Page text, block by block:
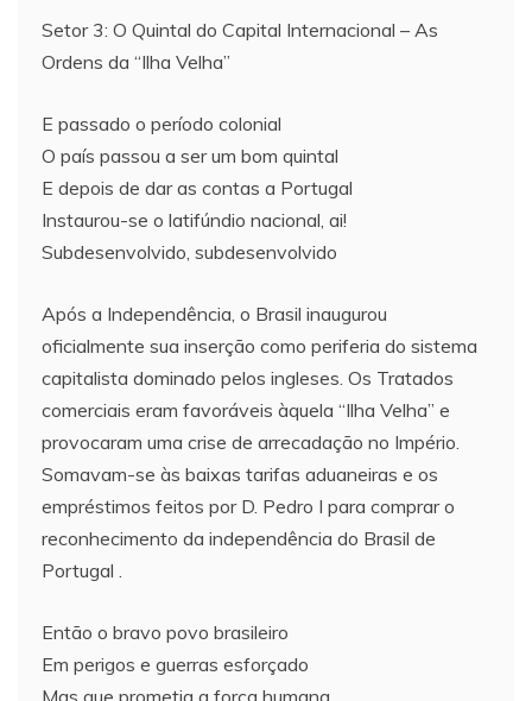
Setor 3: O Quintal do Capital Internacional – As
Ordens da “Ilha Velha”
E passado o período colonial
O país passou a ser um bom quintal
E depois de dar as contas a Portugal
Instaurou-se o latifúndio nacional, ai!
Subdesenvolvido, subdesenvolvido
Após a Independência, o Brasil inaugurou
oficialmente sua inserção como periferia do sistema
capitalista dominado pelos ingleses. Os Tratados
comerciais eram favoráveis àquela “Ilha Velha” e
provocaram uma crise de arrecadação no Império.
Somavam-se às baixas tarifas aduaneiras e os
empréstimos feitos por D. Pedro I para comprar o
reconhecimento da independência do Brasil de
Portugal .
Então o bravo povo brasileiro
Em perigos e guerras esforçado
Mas que prometia a força humana